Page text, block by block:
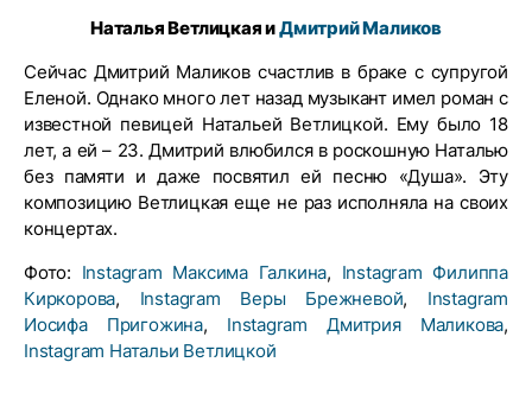
Наталья Ветлицкая иДмитрий Маликов
Сейчас Дмитрий Маликов счастлив в браке с супругой
Еленой. Однако много лет назад музыкант имел роман с
известной певицей Натальей Ветлицкой. Ему было 18
лет, а ей – 23. Дмитрий влюбился в роскошную Наталью
без памяти и даже посвятил ей песню «Душа». Эту
композицию Ветлицкая еще не раз исполняла на своих
концертах.
Фото: Instagram Максима Галкина, Instagram Филиппа
Киркорова, Instagram Веры Брежневой, Instagram
Иосифа Пригожина, Instagram Дмитрия Маликова,
Instagram Натальи Ветлицкой